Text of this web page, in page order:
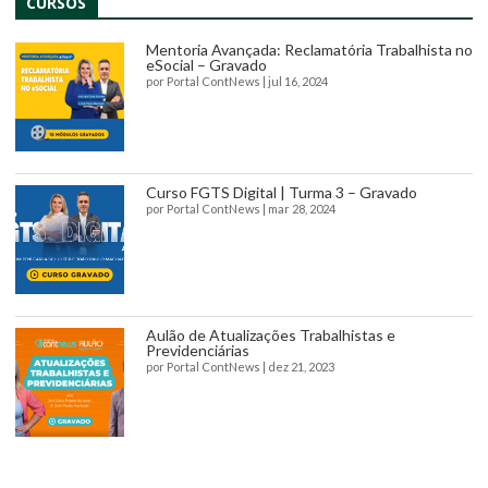
Mentoria Avançada: Reclamatória Trabalhista no
eSocial – Gravado
por Portal ContNews | jul 16, 2024
Curso FGTS Digital | Turma 3 – Gravado
por Portal ContNews | mar 28, 2024
Aulão de Atualizações Trabalhistas e
Previdenciárias
por Portal ContNews | dez 21, 2023